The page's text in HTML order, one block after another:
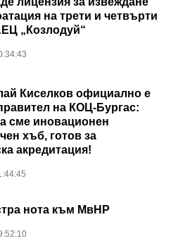
на трети и четвърти
„Козлодуй“
Киселков официално е
на КОЦ-Бургас:
сме иновационен
хъб, готов за
акредитация!
нота към МвНР